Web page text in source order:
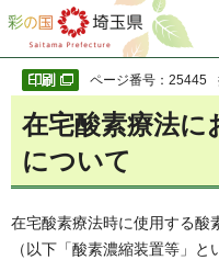
彩の国 埼玉県
ページ番号：25445
在宅酸素療法に
について
在宅酸素療法時に使用する酸
（以下「酸素濃縮装置等」